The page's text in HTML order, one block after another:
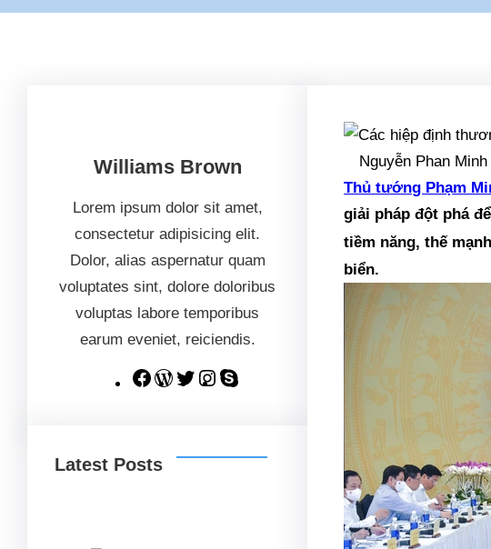
Williams Brown
Lorem ipsum dolor sit amet,
consectetur adipisicing elit.
Dolor, alias aspernatur quam
voluptates sint, dolore doloribus
voluptas labore temporibus
earum eveniet, reiciendis.
F
e
W T
I
Latest Posts
Nguyễn Phan
Thủ tướng Phạm
giải pháp đột phá
tiềm năng, thế
biển.